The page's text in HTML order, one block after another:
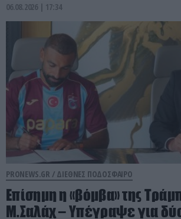
06.08.2026 | 17:34
PRONEWS.GR / ΔΙΕΘΝΕΣ ΠΟΔΟΣΦΑΙΡΟ
Επίσημη η «βόμβα» της
Μ.Σαλάχ – Υπέγραψε για